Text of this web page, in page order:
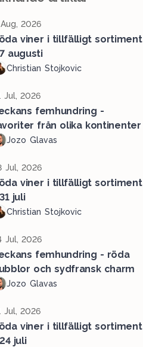
2026
viner i tillfälligt sortiment
augusti
Christian Stojkovic
Jul, 2026
femhundring -
från olika kontinenter
Jozo Glavas
Jul, 2026
viner i tillfälligt sortiment
juli
Christian Stojkovic
Jul, 2026
femhundring - röda
och sydfransk charm
Jozo Glavas
Jul, 2026
viner i tillfälligt sortiment
juli